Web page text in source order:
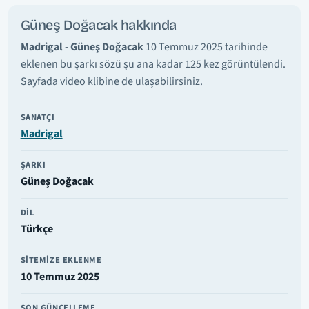
Güneş Doğacak hakkında
Madrigal - Güneş Doğacak10 Temmuz 2025 tarihinde
eklenen bu şarkı sözü şu ana kadar 125 kez görüntülendi.
Sayfada video klibine de ulaşabilirsiniz.
SANATÇI
Madrigal
ŞARKI
Güneş Doğacak
DIL
Türkçe
SITEMIZE EKLENME
10 Temmuz 2025